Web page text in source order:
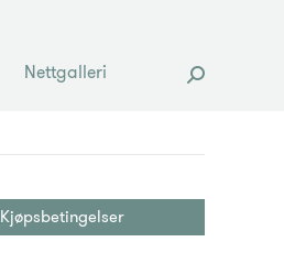
Nettgalleri Search:
Kjøpsbetingelser